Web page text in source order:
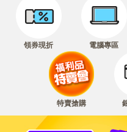
領券現折 電腦專區
特賣搶購